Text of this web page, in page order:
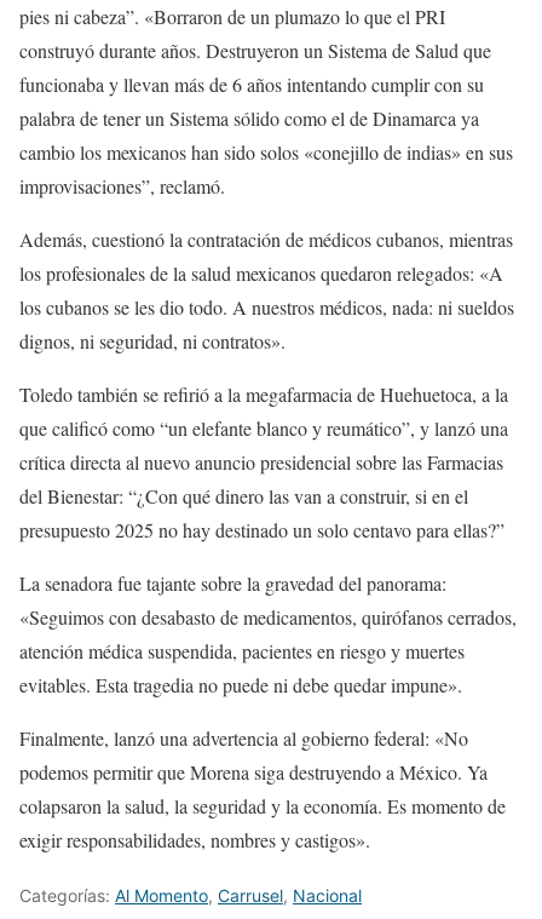
pies ni cabeza”. «Borraron de un plumazo lo que el PRI
construyó durante años. Destruyeron un Sistema de Salud que
funcionaba y llevan más de 6 años intentando cumplir con su
palabra de tener un Sistema sólido como el de Dinamarca ya
cambio los mexicanos han sido solos «conejillo de indias» en sus
improvisaciones”, reclamó.
Además, cuestionó la contratación de médicos cubanos, mientras
los profesionales de la salud mexicanos quedaron relegados: «A
los cubanos se les dio todo. A nuestros médicos, nada: ni sueldos
dignos, ni seguridad, ni contratos».
Toledo también se refirió a la megafarmacia de Huehuetoca, a la
que calificó como “un elefante blanco y reumático”, y lanzó una
crítica directa al nuevo anuncio presidencial sobre las Farmacias
del Bienestar: “¿Con qué dinero las van a construir, si en el
presupuesto 2025 no hay destinado un solo centavo para ellas?”
La senadora fue tajante sobre la gravedad del panorama:
«Seguimos con desabasto de medicamentos, quirófanos cerrados,
atención médica suspendida, pacientes en riesgo y muertes
evitables. Esta tragedia no puede ni debe quedar impune».
Finalmente, lanzó una advertencia al gobierno federal: «No
podemos permitir que Morena siga destruyendo a México. Ya
colapsaron la salud, la seguridad y la economía. Es momento de
exigir responsabilidades, nombres y castigos».
Categorías: Al Momento, Carrusel, Nacional